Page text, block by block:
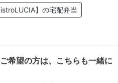
】の宅配弁当
希望の方は、こちらも一緒に